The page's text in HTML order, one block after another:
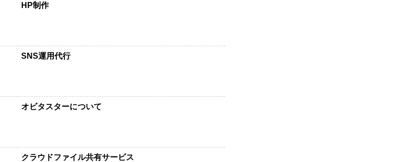
HP制作
SNS運用代行
オビタスターについて
クラウドファイル共有サービス